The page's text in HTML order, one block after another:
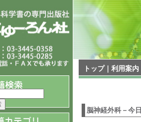
トップ｜ 利用案内
脳神経外科－今